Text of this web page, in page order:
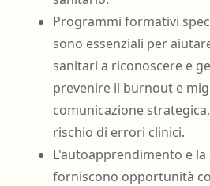
Programmi formativi
sono essenziali per
sanitari a riconoscere e
prevenire il burnout e
comunicazione
rischio di errori clinici.
L'autoapprendimento e
forniscono opportunità